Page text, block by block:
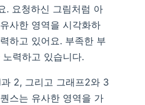
. 요청하신 그림처럼 아
사한 영역을 시각화하
하고 있어요. 부족한 부
력하고 있습니다.
2, 그리고 그래프2와 3
스는 유사한 영역을 가